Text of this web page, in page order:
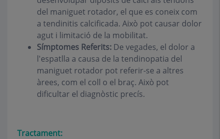
del maniguet rotador, el que es coneix com
a tendinitis calcificada. Això pot causar dolor
agut i limitació de la mobilitat.
Símptomes Referits: De vegades, el dolor a
l'espatlla a causa de la tendinopatia del
maniguet rotador pot referir-se a altres
àrees, com el coll o el braç. Això pot
dificultar el diagnòstic precís.
Tractament: